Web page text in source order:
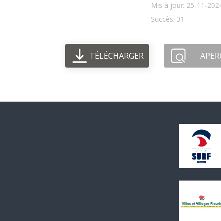
Mis à jour: 25-11-
Succès: 31
TÉLÉCHARGER